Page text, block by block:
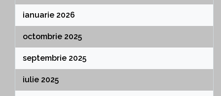
ianuarie 2026
octombrie 2025
septembrie 2025
iulie 2025